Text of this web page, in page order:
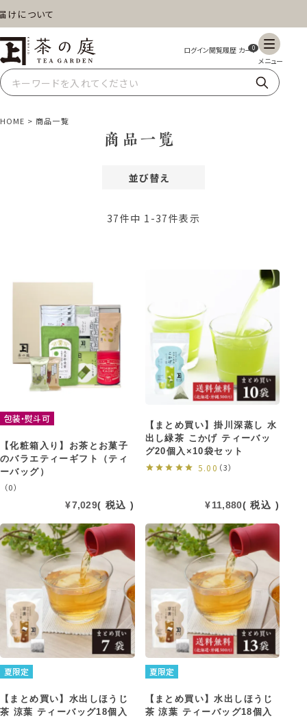
茶の庭オンラインショップ 0
ギフト 特上高級茶 深蒸し茶 水出し茶
HOME 商品一覧
商品一覧
並び替え
価格が安い順
37件中 1 -37件表示
包装・熨斗可
【化粧箱入り】お茶とお菓子
のバラエティーギフト（ティ
ーバッグ）
（0）
¥7,029 税込
【まとめ買い】掛川深蒸し 水
出し緑茶 こかげ ティーバッ
グ20個入×10袋セット
5.00 （3）
¥11,880 税込
夏限定
【まとめ買い】水出しほうじ
茶 涼葉 ティーバッグ18個入
夏限定
【まとめ買い】水出しほうじ
茶 涼葉 ティーバッグ18個入